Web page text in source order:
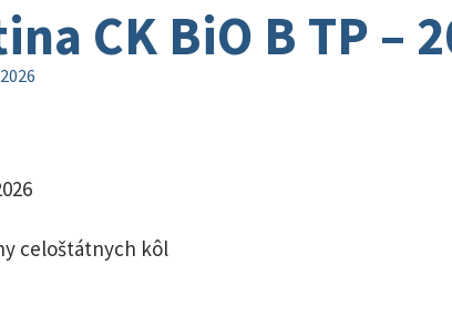
CK BiO B TP –
celoštátnych kôl